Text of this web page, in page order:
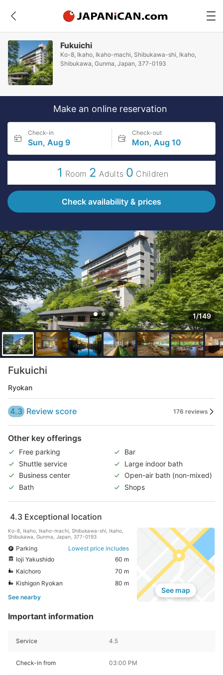
Fukuichi
Ko-8, Ikaho, Ikaho-machi, Shibukawa-shi, Ikaho,
Shibukawa, Gunma, Japan, 377-0193
Make an online reservation
Check-in
Sun, Aug 9
Check-out
Mon, Aug 10
1 Room 2 Adults 0 Children
Check availability & prices
1/149
Fukuichi
Ryokan
4.3 Review score 176 reviews
Other key offerings
Free parking
Bar
Shuttle service
Large indoor bath
Business center
Open-air bath (non-mixed)
Bath
Shops
4.3 Exceptional location
Ko-8, Ikaho, Ikaho-machi, Shibukawa-shi, Ikaho,
Shibukawa, Gunma, Japan, 377-0193
Parking
Lowest price includes
Ioji Yakushido
60 m
Kaichoro
70 m
Kishigon Ryokan
80 m
See nearby
See map
Important information
Service 4.5
Check-in from 03:00 PM